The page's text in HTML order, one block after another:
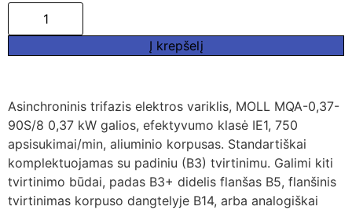
Į krepšelį
Asinchroninis trifazis elektros variklis, MOLL MQA-0,37-
90S/8 0,37 kW galios, efektyvumo klasė IE1, 750
apsisukimai/min, aliuminio korpusas. Standartiškai
komplektuojamas su padiniu (B3) tvirtinimu. Galimi kiti
tvirtinimo būdai, padas B3+ didelis flanšas B5, flanšinis
tvirtinimas korpuso dangtelyje B14, arba analogiškai